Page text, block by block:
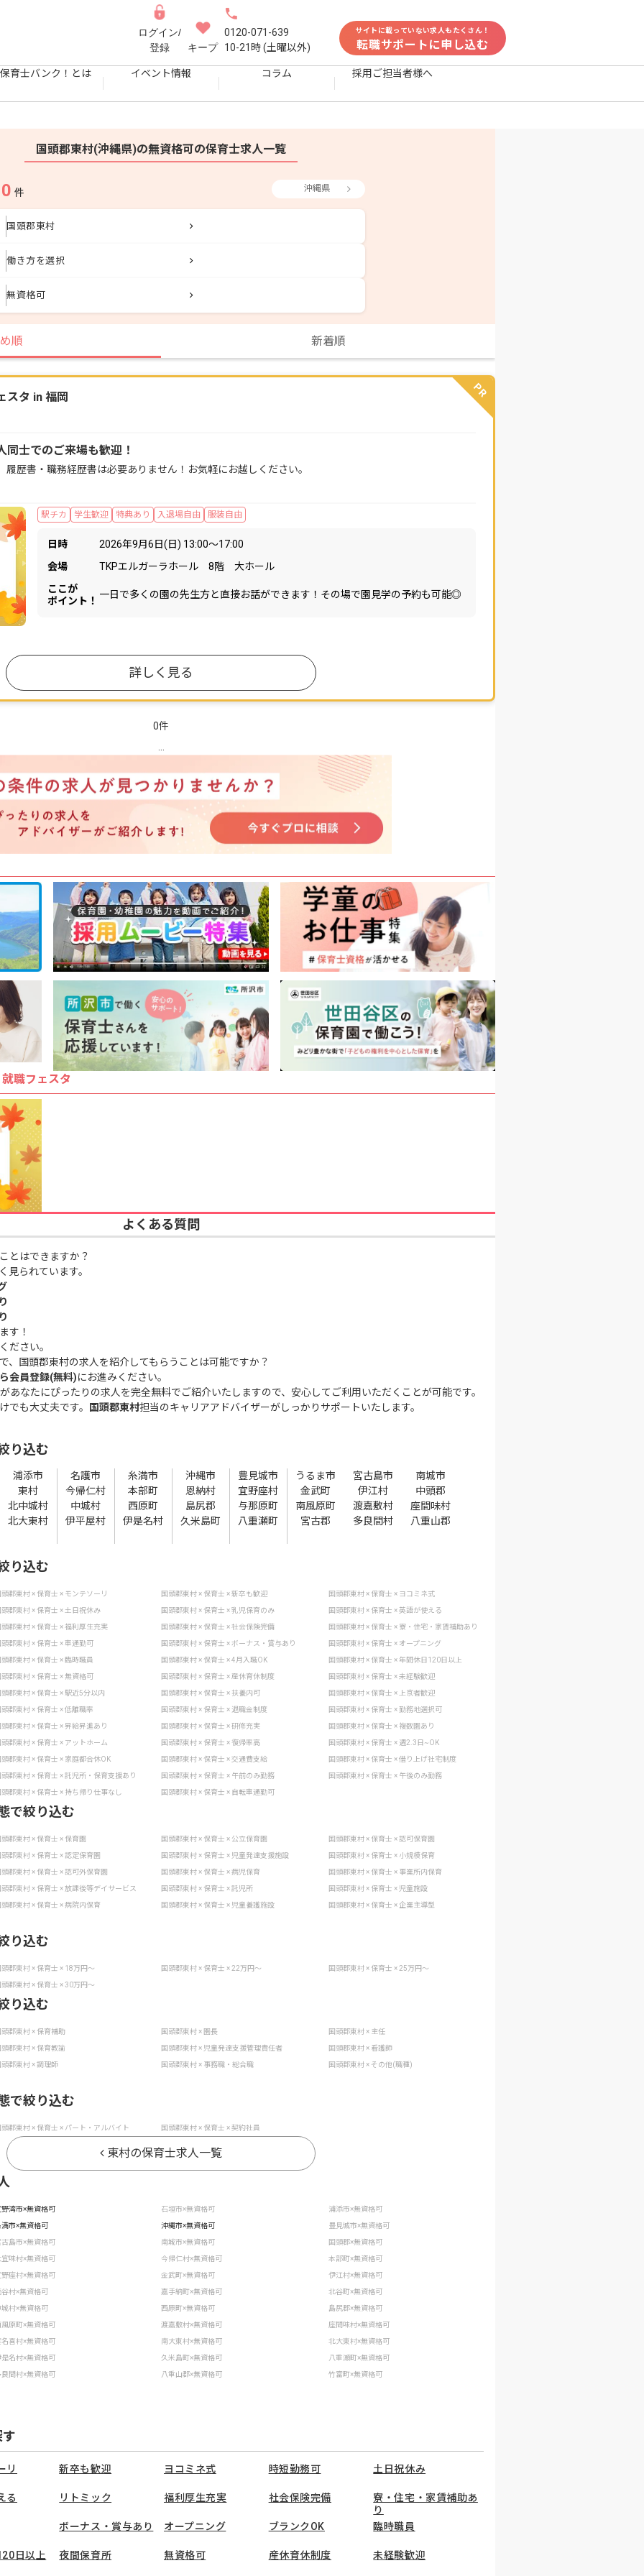
ログイン/
登録
キープ
0120-071-639
10-21時 (土曜以外)
サイトに載っていない求人もたくさん！
転職サポートに申し込む
保育士バンク！とは イベント情報 コラム 採用ご担当者様へ
国頭郡東村(沖縄県)の無資格可の保育士求人一覧
0 件 沖縄県
国頭郡東村
働き方を選択
無資格可
順 新着順
PR
スタ in 福岡
士でのご来場も歓迎！
駅チカ 学生歓迎 特典あり 入退場自由 服装自由
歴書・職務経歴書は必要ありません！お気軽にお越しください。
日時
2026年9月6日(日) 13:00〜17:00
会場
TKPエルガーラホール 8階 大ホール
ここが
ポイント！
一日で多くの園の先生方と直接お話ができます！その場で園見学の予約も可能◎
詳しく見る
0件
職フェスタ
よくある質問
とはできますか？
見られています。
す！
ださい。
、国頭郡東村の求人を紹介してもらうことは可能ですか？
会員登録(無料)にお進みください。
あなたにぴったりの求人を完全無料でご紹介いたしますので、安心してご利用いただくことが可能です。
でも大丈夫です。
国頭郡東村担当のキャリアアドバイザーがしっかりサポートいたします。
り込む
浦添市 名護市 糸満市 沖縄市 豊見城市 うるま市 宮古島市
南城市
東村
今帰仁村 本部町 恩納村 宜野座村 金武町 伊江村
中頭郡
北中城村
中城村 西原町 島尻郡 与那原町 南風原町 渡嘉敷村
座間味村
北大東村
伊平屋村 伊是名村 久米島町 八重瀬町 宮古郡 多良間村 八重山郡
り込む
郡東村 × 保育士 × モンテソーリ 国頭郡東村 × 保育士 × 新卒も歓迎 国頭郡東村 × 保育士 × ヨコミネ式
郡東村 × 保育士 × 土日祝休み 国頭郡東村 × 保育士 × 乳児保育のみ 国頭郡東村 × 保育士 × 英語が使える
郡東村 × 保育士 × 福利厚生充実 国頭郡東村 × 保育士 × 社会保険完備 国頭郡東村 × 保育士 × 寮・住宅・家賃補助あり
郡東村 × 保育士 × 車通勤可 国頭郡東村 × 保育士 × ボーナス・賞与あり 国頭郡東村 × 保育士 × オープニング
郡東村 × 保育士 × 臨時職員 国頭郡東村 × 保育士 × 4月入職OK 国頭郡東村 × 保育士 × 年間休日120日以上
郡東村 × 保育士 × 無資格可 国頭郡東村 × 保育士 × 産休育休制度 国頭郡東村 × 保育士 × 未経験歓迎
郡東村 × 保育士 × 駅近5分以内 国頭郡東村 × 保育士 × 扶養内可 国頭郡東村 × 保育士 × 上京者歓迎
郡東村 × 保育士 × 低離職率 国頭郡東村 × 保育士 × 退職金制度 国頭郡東村 × 保育士 × 勤務地選択可
郡東村 × 保育士 × 昇給昇進あり 国頭郡東村 × 保育士 × 研修充実 国頭郡東村 × 保育士 × 複数園あり
郡東村 × 保育士 × アットホーム 国頭郡東村 × 保育士 × 復帰率高 国頭郡東村 × 保育士 × 週2.3日~OK
郡東村 × 保育士 × 家庭都合休OK 国頭郡東村 × 保育士 × 交通費支給 国頭郡東村 × 保育士 × 借り上げ社宅制度
郡東村 × 保育士 × 託児所・保育支援あり 国頭郡東村 × 保育士 × 午前のみ勤務 国頭郡東村 × 保育士 × 午後のみ勤務
郡東村 × 保育士 × 持ち帰り仕事なし 国頭郡東村 × 保育士 × 自転車通勤可
で絞り込む
郡東村 × 保育士 × 保育園 国頭郡東村 × 保育士 × 公立保育園 国頭郡東村 × 保育士 × 認可保育園
郡東村 × 保育士 × 認定保育園 国頭郡東村 × 保育士 × 児童発達支援施設 国頭郡東村 × 保育士 × 小規模保育
郡東村 × 保育士 × 認可外保育園 国頭郡東村 × 保育士 × 病児保育 国頭郡東村 × 保育士 × 事業所内保育
郡東村 × 保育士 × 放課後等デイサービス 国頭郡東村 × 保育士 × 託児所 国頭郡東村 × 保育士 × 児童施設
郡東村 × 保育士 × 病院内保育 国頭郡東村 × 保育士 × 児童養護施設 国頭郡東村 × 保育士 × 企業主導型
り込む
郡東村 × 保育士 × 18万円〜 国頭郡東村 × 保育士 × 22万円〜 国頭郡東村 × 保育士 × 25万円〜
郡東村 × 保育士 × 30万円〜
り込む
郡東村 × 保育補助 国頭郡東村 × 園長 国頭郡東村 × 主任
郡東村 × 保育教諭 国頭郡東村 × 児童発達支援管理責任者 国頭郡東村 × 看護師
郡東村 × 調理師 国頭郡東村 × 事務職・総合職 国頭郡東村 × その他(職種)
で絞り込む
郡東村 × 保育士 × パート・アルバイト 国頭郡東村 × 保育士 × 契約社員
東村の保育士求人一覧
湾市×無資格可 石垣市×無資格可 浦添市×無資格可
市×無資格可 沖縄市×無資格可 豊見城市×無資格可
島市×無資格可 南城市×無資格可 国頭郡×無資格可
味村×無資格可 今帰仁村×無資格可 本部町×無資格可
座村×無資格可 金武町×無資格可 伊江村×無資格可
村×無資格可 嘉手納町×無資格可 北谷町×無資格可
村×無資格可 西原町×無資格可 島尻郡×無資格可
原町×無資格可 渡嘉敷村×無資格可 座間味村×無資格可
喜村×無資格可 南大東村×無資格可 北大東村×無資格可
名村×無資格可 久米島町×無資格可 八重瀬町×無資格可
間村×無資格可 八重山郡×無資格可 竹富町×無資格可
リ 新卒も歓迎 ヨコミネ式 時短勤務可 土日祝休み
る リトミック 福利厚生充実 社会保険完備
寮・住宅・家賃補助あ
り
ボーナス・賞与あり
オープニング ブランクOK 臨時職員
日以上 夜間保育所 無資格可 産休育休制度 未経験歓迎